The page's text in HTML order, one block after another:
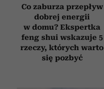
Co zaburza przepływ
dobrej energii
w domu? Ekspertka
feng shui wskazuje 5
rzeczy, których warto
się pozbyć